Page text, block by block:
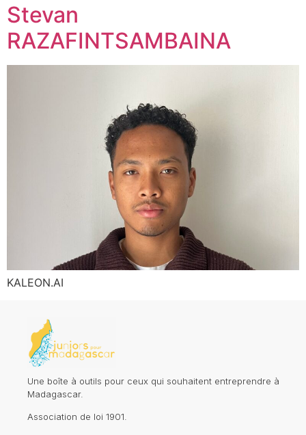
Stevan
RAZAFINTSAMBAINA
KALEON.AI
Une boîte à outils pour ceux qui souhaitent entreprendre à
Madagascar.
Association de loi 1901.